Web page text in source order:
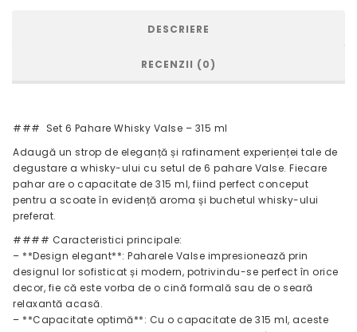
DESCRIERE
RECENZII (0)
### Set 6 Pahare Whisky Valse – 315 ml
Adaugă un strop de eleganță și rafinament experienței tale de
degustare a whisky-ului cu setul de 6 pahare Valse. Fiecare
pahar are o capacitate de 315 ml, fiind perfect conceput
pentru a scoate în evidență aroma și buchetul whisky-ului
preferat.
#### Caracteristici principale:
– **Design elegant**: Paharele Valse impresionează prin
designul lor sofisticat și modern, potrivindu-se perfect în orice
decor, fie că este vorba de o cină formală sau de o seară
relaxantă acasă.
– **Capacitate optimă**: Cu o capacitate de 315 ml, aceste